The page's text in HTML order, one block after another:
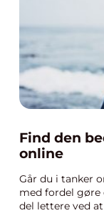
Find den
online
Går du i tanker
med fordel gøre
del lettere ved